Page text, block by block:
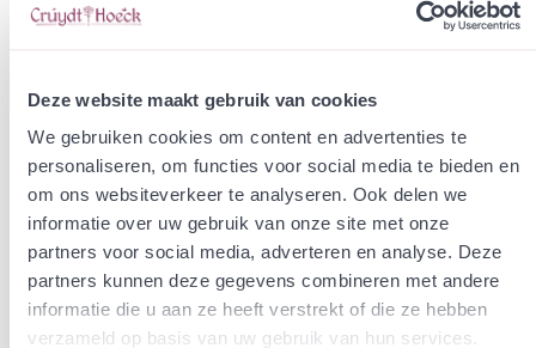
Deze website maakt gebruik van cookies
We gebruiken cookies om content en advertenties te
personaliseren, om functies voor social media te bieden en
om ons websiteverkeer te analyseren. Ook delen we
informatie over uw gebruik van onze site met onze
partners voor social media, adverteren en analyse. Deze
partners kunnen deze gegevens combineren met andere
informatie die u aan ze heeft verstrekt of die ze hebben
verzameld op basis van uw gebruik van hun services.
Bestaande vegetatie verwijderen
Dit is heel belangrijk om de bloemenzaden makkelijker te
laten ontkiemen, zonder concurrentie van gras en
snelgroeiende (on)kruiden.
Optie 1: Vals zaaibed - Behoud van bodemleven
Duurt wat langer, alleen mogelijk in de droge, hete
zomermaanden. Eerst frees je de bodem oppervlakkig (5